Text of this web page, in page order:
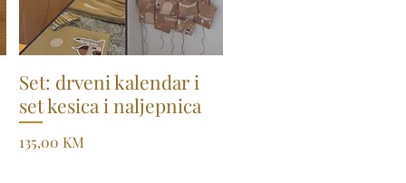
Quick View
Set: drveni kalendar i
set kesica i naljepnica
Price
135,00 KM